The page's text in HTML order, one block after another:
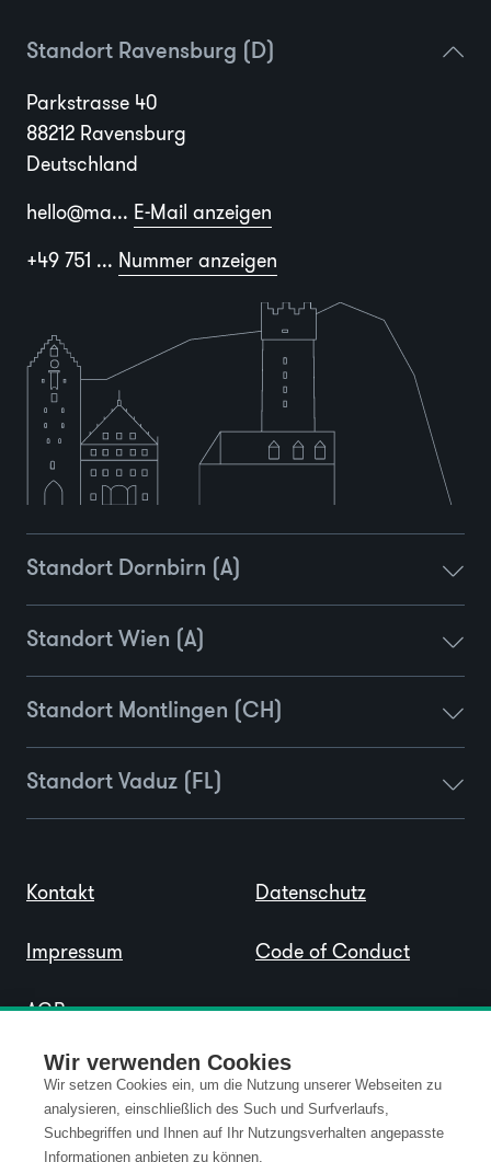
Wir verwenden Cookies
Wir setzen Cookies ein, um die Nutzung unserer Webseiten zu
analysieren, einschließlich des Such und Surfverlaufs,
Suchbegriffen und Ihnen auf Ihr Nutzungsverhalten angepasste
Informationen anbieten zu können.
Standort Ravensburg (D)
Parkstrasse 40
88212 Ravensburg
Deutschland
hello@ma... E-Mail anzeigen
+49 751 ... Nummer anzeigen
Standort Dornbirn (A)
Standort Wien (A)
Standort Montlingen (CH)
Standort Vaduz (FL)
Kontakt
Impressum
AGB
Datenschutz
Code of Conduct